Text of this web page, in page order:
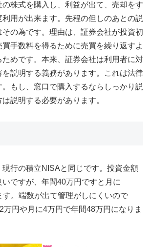
株式を購入し、利益が出て、売却をす
利用が出来ます。先程の但しのあとの説
の為です。理由は、証券会社が投資初
手数料を得るために売買を繰り返すよ
ためです。本来、証券会社は利用者に対
を説明する義務があります。これは法律
。もし、窓口で購入するならしっかり説
説明する必要があります。
行の積立NISAと同じです。投資金額
ですが、年間40万円ですと月に
す。端数が出て管理がしにくいので
万円や月に4万円で年間48万円になりま